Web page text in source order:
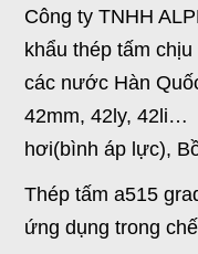
Công ty TNHH
khẩu thép tấm
các nước Hàn
42mm, 42ly, 42li…
hơi(bình áp lực),
Thép tấm a515
ứng dụng trong